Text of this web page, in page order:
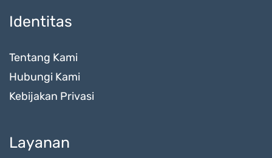
Identitas
Tentang Kami
Hubungi Kami
Kebijakan Privasi
Layanan